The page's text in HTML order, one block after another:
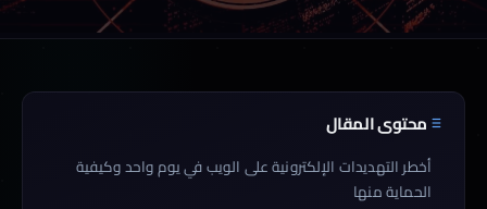
محتوى المقال
أخطر التهديدات الإلكترونية على الويب في يوم واحد وكيفية
الحماية منها